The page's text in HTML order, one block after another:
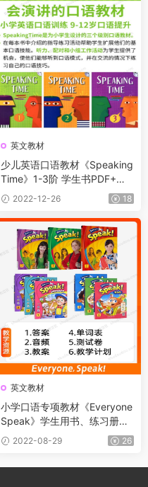
英文教材
少儿英语口语教材《Speaking
Time》1-3阶 学生书PDF+音
频 2022-12-26 18
英文教材
小学口语专项教材《Everyone
Speak》学生用书、练习册、
教师用书、单词句型闪卡、试
题以及配套音频
2022-08-29 26